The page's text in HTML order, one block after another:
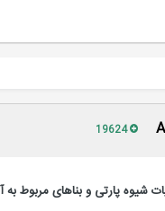
پارتی و بناهای مربوط به آن: